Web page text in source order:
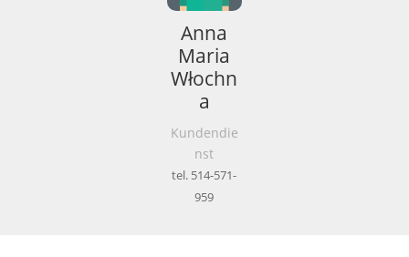
Anna
Maria
Włochn
a
Kundendie
nst
tel. 514-571-
959